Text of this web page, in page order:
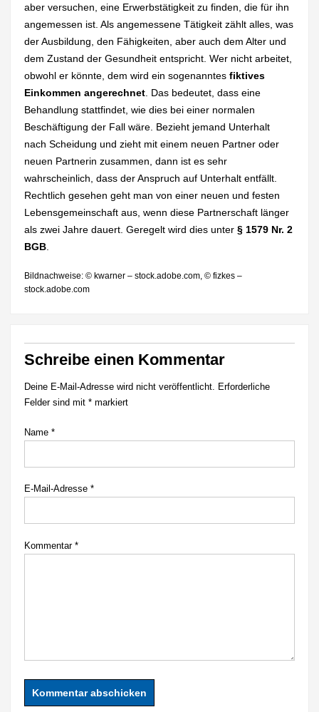
aber versuchen, eine Erwerbstätigkeit zu finden, die für ihn
angemessen ist. Als angemessene Tätigkeit zählt alles, was
der Ausbildung, den Fähigkeiten, aber auch dem Alter und
dem Zustand der Gesundheit entspricht. Wer nicht arbeitet,
obwohl er könnte, dem wird ein sogenanntesfiktives
Einkommen angerechnet . Das bedeutet, dass eine
Behandlung stattfindet, wie dies bei einer normalen
Beschäftigung der Fall wäre. Bezieht jemand Unterhalt
nach Scheidung und zieht mit einem neuen Partner oder
neuen Partnerin zusammen, dann ist es sehr
wahrscheinlich, dass der Anspruch auf Unterhalt entfällt.
Rechtlich gesehen geht man von einer neuen und festen
Lebensgemeinschaft aus, wenn diese Partnerschaft länger
als zwei Jahre dauert. Geregelt wird dies unter§ 1579 Nr. 2
BGB
Bildnachweise: © kwarner – stock.adobe.com, © fizkes –
stock.adobe.com
Schreibe einen Kommentar
Deine E-Mail-Adresse wird nicht veröffentlicht. Erforderliche
Felder sind mit* markiert
Name*
E-Mail-Adresse*
Kommentar*